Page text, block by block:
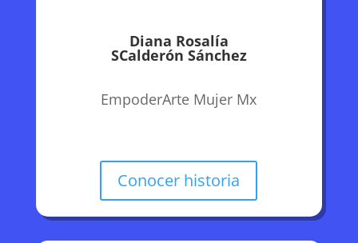
Diana Rosalía
SCalderón Sánchez
EmpoderArte Mujer Mx
Conocer historia